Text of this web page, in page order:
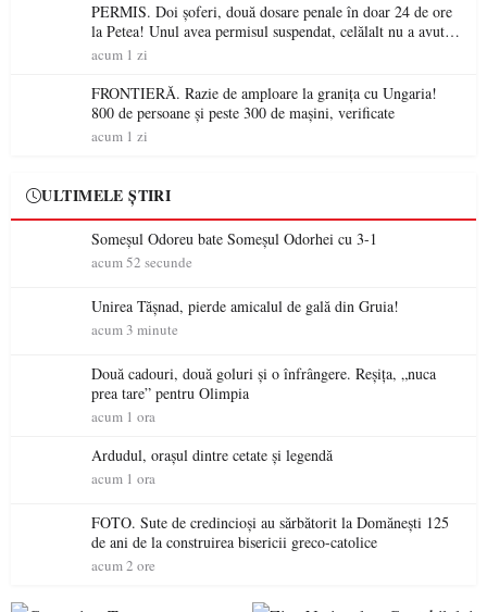
PERMIS. Doi șoferi, două dosare penale în doar 24 de ore
la Petea! Unul avea permisul suspendat, celălalt nu a avut
niciodată permis
acum 1 zi
FRONTIERĂ. Razie de amploare la granița cu Ungaria!
800 de persoane și peste 300 de mașini, verificate
acum 1 zi
ULTIMELE ȘTIRI
Someșul Odoreu bate Someșul Odorhei cu 3-1
acum 52 secunde
Unirea Tășnad, pierde amicalul de gală din Gruia!
acum 3 minute
Două cadouri, două goluri și o înfrângere. Reșița, „nuca
prea tare” pentru Olimpia
acum 1 ora
Ardudul, orașul dintre cetate și legendă
acum 1 ora
FOTO. Sute de credincioși au sărbătorit la Domănești 125
de ani de la construirea bisericii greco-catolice
acum 2 ore